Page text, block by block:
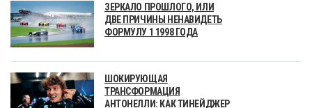
ЗЕРКАЛО ПРОШЛОГО, ИЛИ
ДВЕ ПРИЧИНЫ НЕНАВИДЕТЬ
ФОРМУЛУ 1 1998 ГОДА
ШОКИРУЮЩАЯ
ТРАНСФОРМАЦИЯ
АНТОНЕЛЛИ: КАК ТИНЕЙДЖЕР